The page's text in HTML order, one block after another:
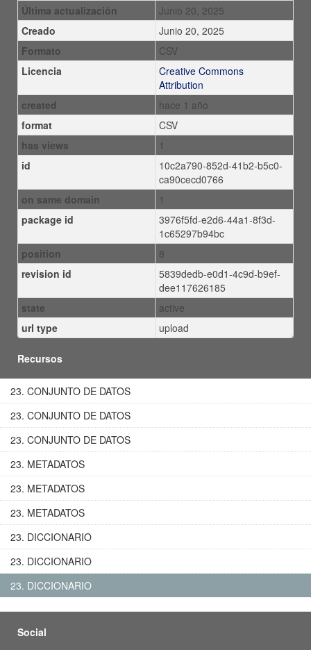
Última actualización
Junio 20, 2025
Creado
Junio 20, 2025
Formato
CSV
Licencia
Creative Commons
Attribution
created
hace 1 año
format
CSV
has views
1
id
10c2a790-852d-41b2-b5c0-
ca90cecd0766
on same domain
1
package id
3976f5fd-e2d6-44a1-8f3d-
1c65297b94bc
position
8
revision id
5839dedb-e0d1-4c9d-b9ef-
dee117626185
state
active
url type
upload
Recursos
23. CONJUNTO DE DATOS
23. CONJUNTO DE DATOS
23. CONJUNTO DE DATOS
23. METADATOS
23. METADATOS
23. METADATOS
23. DICCIONARIO
23. DICCIONARIO
23. DICCIONARIO
Social